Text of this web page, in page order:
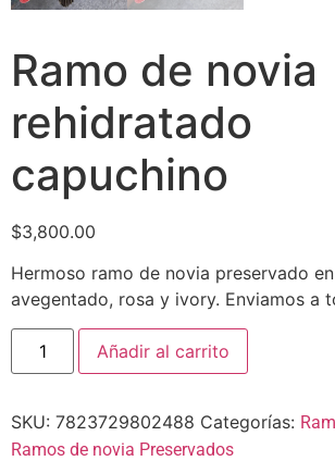
Ramo de novia
rehidratado
capuchino
$3,800.00
Hermoso ramo de novia preservado
avegentado, rosa y ivory. Enviamos a
Añadir al carrito
SKU: 7823729802488 Categorías:
Ramos de novia Preservados